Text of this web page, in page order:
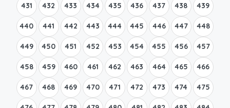
431 432 433 434 435 436 437 438 439
440 441 442 443 444 445 446 447 448
449 450 451 452 453 454 455 456 457
458 459 460 461 462 463 464 465 466
467 468 469 470 471 472 473 474 475